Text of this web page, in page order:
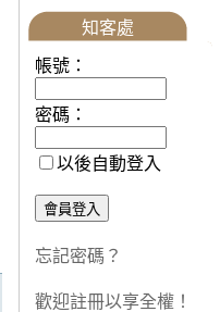
知客處
帳號：
密碼：
以後自動登入
忘記密碼？
歡迎註冊以享全權！